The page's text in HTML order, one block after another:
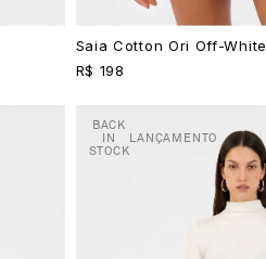
Saia Cotton Ori Off-White
R$ 198
BACK
IN
STOCK
LANÇAMENTO